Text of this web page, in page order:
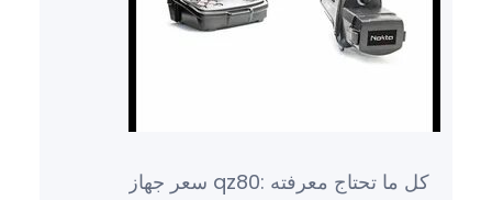
سعر جهاز qz80: كل ما تحتاج معرفته